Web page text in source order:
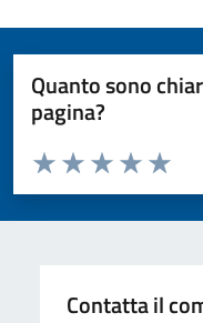
Quanto sono
pagina?
Valuta da 1 a 5 stelle la
Valuta
Valuta 4
Valuta 3 stelle
Valuta 2 stelle su 5
Valuta 1 stelle su 5
Contatta il